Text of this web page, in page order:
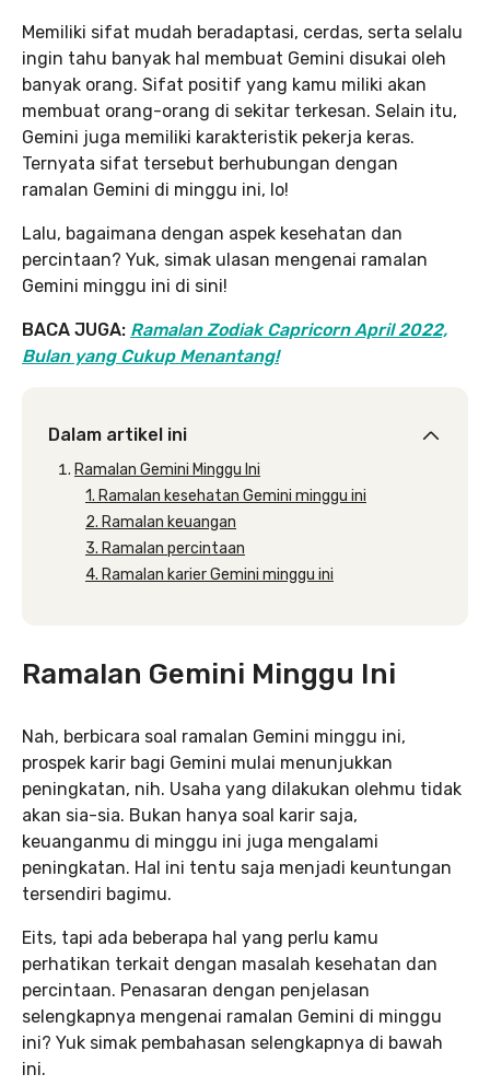
Memiliki sifat mudah beradaptasi, cerdas, serta selalu
ingin tahu banyak hal membuat Gemini disukai oleh
banyak orang. Sifat positif yang kamu miliki akan
membuat orang-orang di sekitar terkesan. Selain itu,
Gemini juga memiliki karakteristik pekerja keras.
Ternyata sifat tersebut berhubungan dengan
ramalan Gemini di minggu ini, lo!
Lalu, bagaimana dengan aspek kesehatan dan
percintaan? Yuk, simak ulasan mengenai ramalan
Gemini minggu ini di sini!
BACA JUGA: Ramalan Zodiak Capricorn April 2022,
Bulan yang Cukup Menantang!
Dalam artikel ini
Ramalan Gemini Minggu Ini
1. Ramalan kesehatan Gemini minggu ini
2. Ramalan keuangan
3. Ramalan percintaan
4. Ramalan karier Gemini minggu ini
Ramalan Gemini Minggu Ini
Nah, berbicara soal ramalan Gemini minggu ini,
prospek karir bagi Gemini mulai menunjukkan
peningkatan, nih. Usaha yang dilakukan olehmu tidak
akan sia-sia. Bukan hanya soal karir saja,
keuanganmu di minggu ini juga mengalami
peningkatan. Hal ini tentu saja menjadi keuntungan
tersendiri bagimu.
Eits, tapi ada beberapa hal yang perlu kamu
perhatikan terkait dengan masalah kesehatan dan
percintaan. Penasaran dengan penjelasan
selengkapnya mengenai ramalan Gemini di minggu
ini? Yuk simak pembahasan selengkapnya di bawah
ini.